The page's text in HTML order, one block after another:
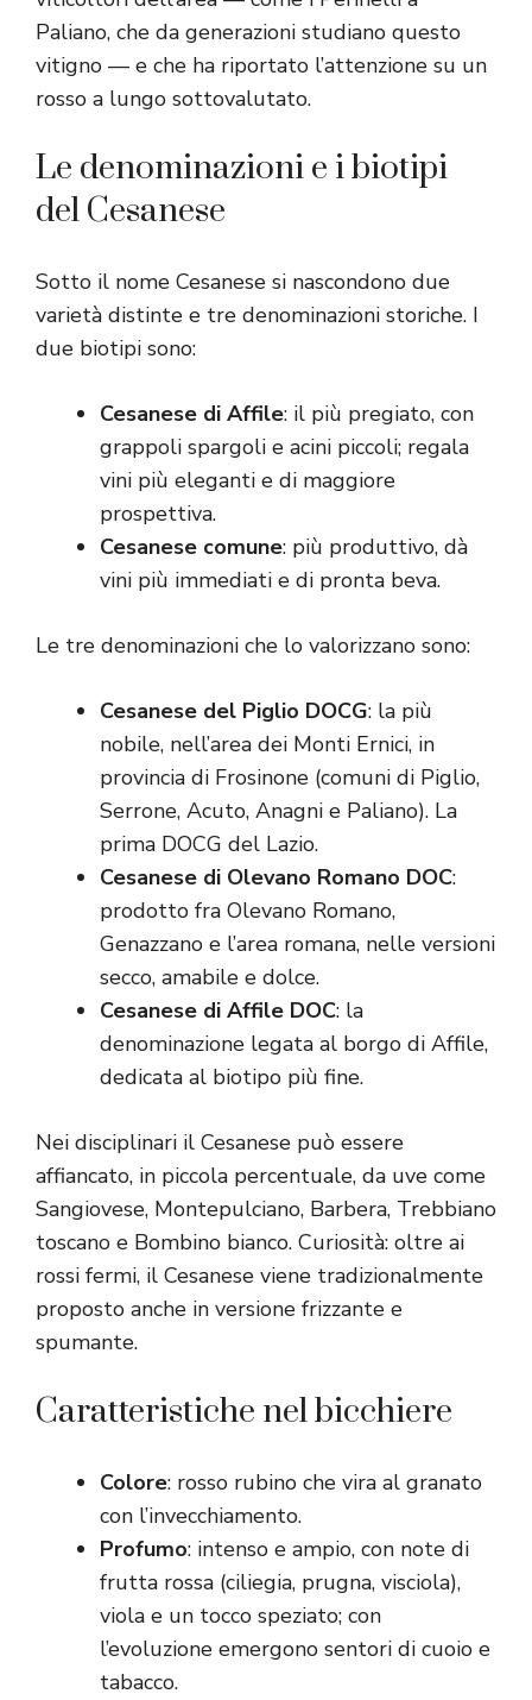
Paliano, che da generazioni studiano questo
vitigno — e che ha riportato l’attenzione su un
rosso a lungo sottovalutato.
Le denominazioni e i biotipi
del Cesanese
Sotto il nome Cesanese si nascondono due
varietà distinte e tre denominazioni storiche. I
due biotipi sono:
Cesanese di Affile: il più pregiato, con
grappoli spargoli e acini piccoli; regala
vini più eleganti e di maggiore
prospettiva.
Cesanese comune: più produttivo, dà
vini più immediati e di pronta beva.
Le tre denominazioni che lo valorizzano sono:
Cesanese del Piglio DOCG: la più
nobile, nell’area dei Monti Ernici, in
provincia di Frosinone (comuni di Piglio,
Serrone, Acuto, Anagni e Paliano). La
prima DOCG del Lazio.
Cesanese di Olevano Romano DOC:
prodotto fra Olevano Romano,
Genazzano e l’area romana, nelle versioni
secco, amabile e dolce.
Cesanese di Affile DOC: la
denominazione legata al borgo di Affile,
dedicata al biotipo più fine.
Nei disciplinari il Cesanese può essere
affiancato, in piccola percentuale, da uve come
Sangiovese, Montepulciano, Barbera, Trebbiano
toscano e Bombino bianco. Curiosità: oltre ai
rossi fermi, il Cesanese viene tradizionalmente
proposto anche in versione frizzante e
spumante.
Caratteristiche nel bicchiere
Colore: rosso rubino che vira al granato
con l’invecchiamento.
Profumo: intenso e ampio, con note di
frutta rossa (ciliegia, prugna, visciola),
viola e un tocco speziato; con
l’evoluzione emergono sentori di cuoio e
tabacco.